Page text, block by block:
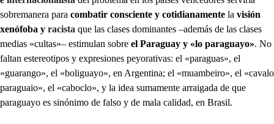
sobremanera para combatir consciente y cotidianamente la visión
xenófoba y racista que las clases dominantes –además de las clases
medias «cultas»– estimulan sobre el Paraguay y «lo paraguayo». No
faltan estereotipos y expresiones peyorativas: el «paraguas», el
«guarango», el «boliguayo», en Argentina; el «muambeiro», el «cavalo
paraguaio», el «caboclo», y la idea sumamente arraigada de que
paraguayo es sinónimo de falso y de mala calidad, en Brasil.